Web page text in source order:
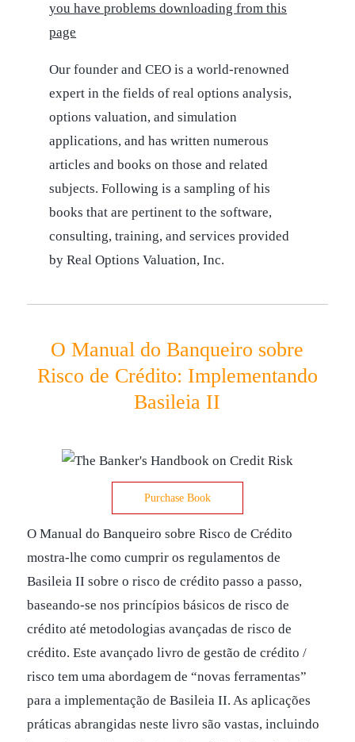
you have problems downloading from this
page
Our founder and CEO is a world-renowned
expert in the fields of real options analysis,
options valuation, and simulation
applications, and has written numerous
articles and books on those and related
subjects. Following is a sampling of his
books that are pertinent to the software,
consulting, training, and services provided
by Real Options Valuation, Inc.
O Manual do Banqueiro sobre
Risco de Crédito: Implementando
Basileia II
Purchase Book
O Manual do Banqueiro sobre Risco de Crédito
mostra-lhe como cumprir os regulamentos de
Basileia II sobre o risco de crédito passo a passo,
baseando-se nos princípios básicos de risco de
crédito até metodologias avançadas de risco de
crédito. Este avançado livro de gestão de crédito /
risco tem uma abordagem de “novas ferramentas”
para a implementação de Basileia II. As aplicações
práticas abrangidas neste livro são vastas, incluindo